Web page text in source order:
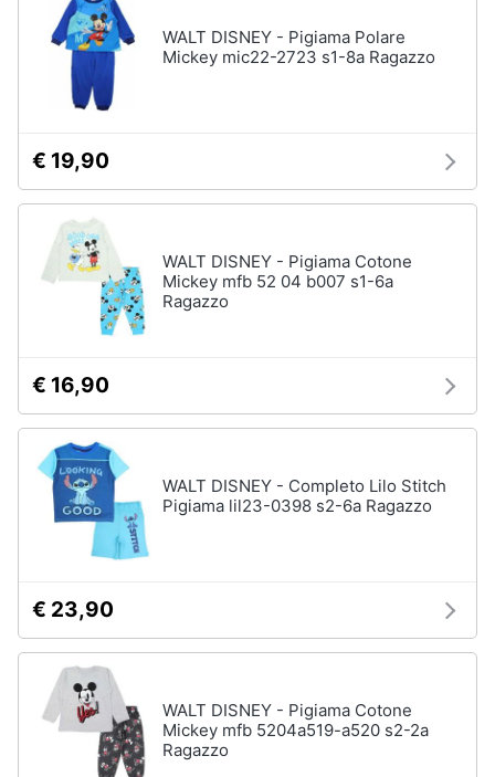
WALT DISNEY - Pigiama Polare
Mickey mic22-2723 s1-8a Ragazzo
€ 19,90
WALT DISNEY - Pigiama Cotone
Mickey mfb 52 04 b007 s1-6a
Ragazzo
€ 16,90
WALT DISNEY - Completo Lilo Stitch
Pigiama lil23-0398 s2-6a Ragazzo
€ 23,90
WALT DISNEY - Pigiama Cotone
Mickey mfb 5204a519-a520 s2-2a
Ragazzo